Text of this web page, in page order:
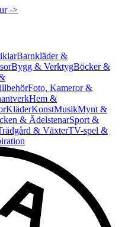
->
Barnkläder &
Bygg & VerktygBöcker &
Foto, Kameror &
Hem &
KläderKonstMusikMynt &
& ÄdelstenarSport &
& VäxterTV-spel &